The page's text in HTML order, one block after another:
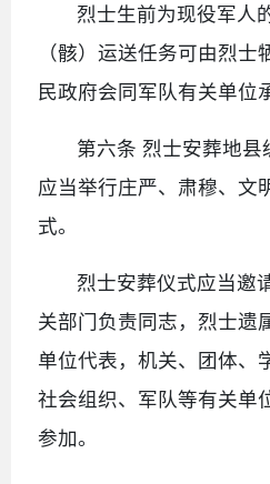
烈士生前为现役军人
（骸）运送任务可由烈士
民政府会同军队有关单位
第六条 烈士安葬地
应当举行庄严、肃穆、文
式。
烈士安葬仪式应当邀
关部门负责同志，烈士遗
单位代表，机关、团体、
社会组织、军队等有关单
参加。